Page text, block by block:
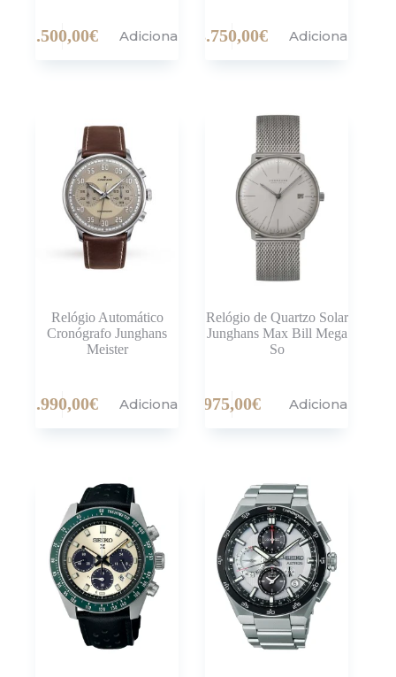
1.500,00€ Adicionar 3.750,00€ Adicionar
Relógio Automático
Cronógrafo Junghans
Meister
1.990,00€ Adicionar
Relógio de Quartzo Solar
Junghans Max Bill Mega
So
975,00€ Adicionar